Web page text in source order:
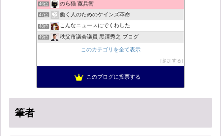
46位 のら猫 寛兵衛
47位 働く人のためのケインズ革命
48位 こんなニュースにでくわした
49位 秩父市議会議員 黒澤秀之 ブログ
営業せきやんの憂鬱
新！脱「愛国カルト」のススメ
このカテゴリを全て表示
参加する
このブログに投票する
筆者